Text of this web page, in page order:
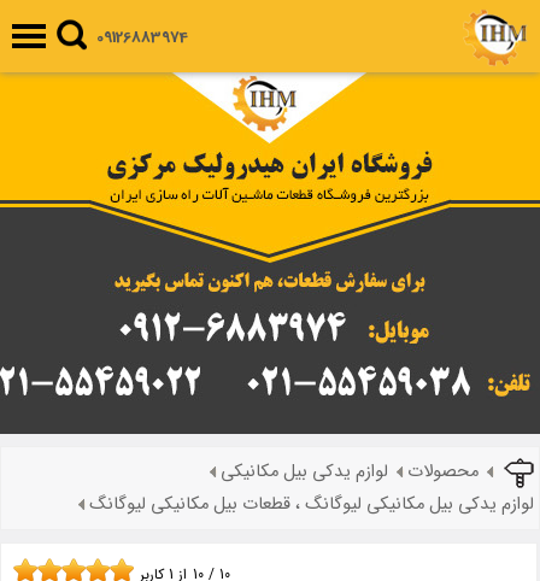
09126883974
محصولات
لوازم یدکی بیل مکانیکی
لوازم یدکی بیل مکانیکی لیوگانگ ، قطعات بیل مکانیکی لیوگانگ
10 / 10 از 1کاربر